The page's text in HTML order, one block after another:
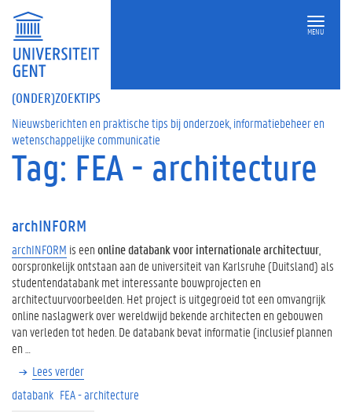
MENU
(ONDER)ZOEKTIPS
Nieuwsberichten en praktische tips bij onderzoek, informatiebeheer en
wetenschappelijke communicatie
Tag: FEA - architecture
archINFORM
archINFORM is eenonline databank voor internationale architectuur
oorspronkelijk ontstaan aan de universiteit van Karlsruhe (Duitsland) als
studentendatabank met interessante bouwprojecten en
architectuurvoorbeelden. Het project is uitgegroeid tot een omvangrijk
online naslagwerk over wereldwijd bekende architecten en gebouwen
van verleden tot heden. De databank bevat informatie (inclusief plannen
en …
Lees verder
databank FEA - architecture